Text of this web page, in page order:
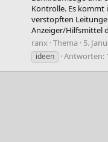
Kontrolle. Es kommt
verstopften
Anzeiger/Hilfsmittel
ranx Thema 5.
ideen
Antworten: